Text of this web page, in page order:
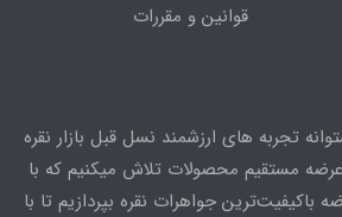
قوانین و مقررات
تجربه های ارزشمند نسل قبل بازار نقره
عرضه مستقیم محصولات تلاش میکنیم که با
باکیفیت‌ترین جواهرات نقره بپردازیم تا با